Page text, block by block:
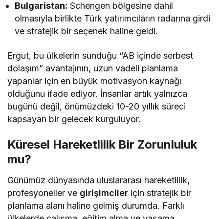
Bulgaristan: Schengen bölgesine dahil
olmasıyla birlikte Türk yatırımcıların radarına girdi
ve stratejik bir seçenek haline geldi.
Ergut, bu ülkelerin sunduğu “AB içinde serbest
dolaşım” avantajının, uzun vadeli planlama
yapanlar için en büyük motivasyon kaynağı
olduğunu ifade ediyor. İnsanlar artık yalnızca
bugünü değil, önümüzdeki 10-20 yıllık süreci
kapsayan bir gelecek kurguluyor.
Küresel Hareketlilik Bir Zorunluluk
mu?
Günümüz dünyasında uluslararası hareketlilik,
profesyoneller ve girişimciler için stratejik bir
planlama alanı haline gelmiş durumda. Farklı